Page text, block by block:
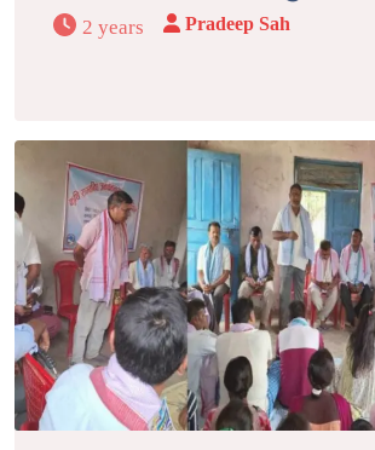
2 years Pradeep Sah